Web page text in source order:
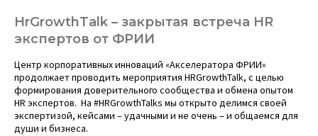
HrGrowthTalk – закрытая встреча HR
экспертов от ФРИИ
Центр корпоративных инноваций «Акселератора ФРИИ»
продолжает проводить мероприятия HRGrowthTalk, с целью
формирования доверительного сообщества и обмена опытом
HR экспертов. На #HRGrowthTalks мы открыто делимся своей
экспертизой, кейсами – удачными и не очень – и общаемся для
души и бизнеса.